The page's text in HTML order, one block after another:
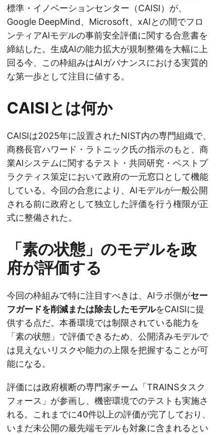
標準・イノベーションセンター（CAISI）が、
Google DeepMind、Microsoft、xAIとの間でフロ
ンティアAIモデルの事前安全評価に関する合意書を
締結した。生成AIの能力拡大が規制整備を大幅に上
回る今、この枠組みはAIガバナンスにおける実質的
な第一歩として注目に値する。
CAISIとは何か
CAISIは2025年に設置されたNIST内の専門組織で、
商務長官ハワード・ラトニック氏の指示のもと、商
業AIシステムに関するテスト・共同研究・ベストプ
ラクティス策定において政府の一元窓口として機能
している。今回の合意により、AIモデルが一般公開
される前に政府として独立した評価を行う権限が正
式に整備された。
「素の状態」のモデルを政
府が評価する
今回の枠組みで特に注目すべきは、AIラボ側がセー
フガードを削減または除去したモデルをCAISIに提
供する点だ。本番環境では制限されている能力を
「素の状態」で評価できるため、公開済みモデルで
は見えないリスクや能力の上限を把握することが可
能になる。
評価には政府横断の専門家チーム「TRAINSタスク
フォース」が参画し、機密環境でのテストも実施さ
れる。これまでに40件以上の評価が完了しており、
いまだ未公開の最先端モデルも対象に含まれるとい